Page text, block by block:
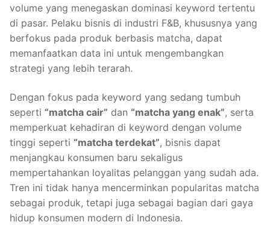
volume yang menegaskan dominasi keyword tertentu
di pasar. Pelaku bisnis di industri F&B, khususnya yang
berfokus pada produk berbasis matcha, dapat
memanfaatkan data ini untuk mengembangkan
strategi yang lebih terarah.
Dengan fokus pada keyword yang sedang tumbuh
seperti “matcha cair” dan “matcha yang enak”, serta
memperkuat kehadiran di keyword dengan volume
tinggi seperti “matcha terdekat”, bisnis dapat
menjangkau konsumen baru sekaligus
mempertahankan loyalitas pelanggan yang sudah ada.
Tren ini tidak hanya mencerminkan popularitas matcha
sebagai produk, tetapi juga sebagai bagian dari gaya
hidup konsumen modern di Indonesia.